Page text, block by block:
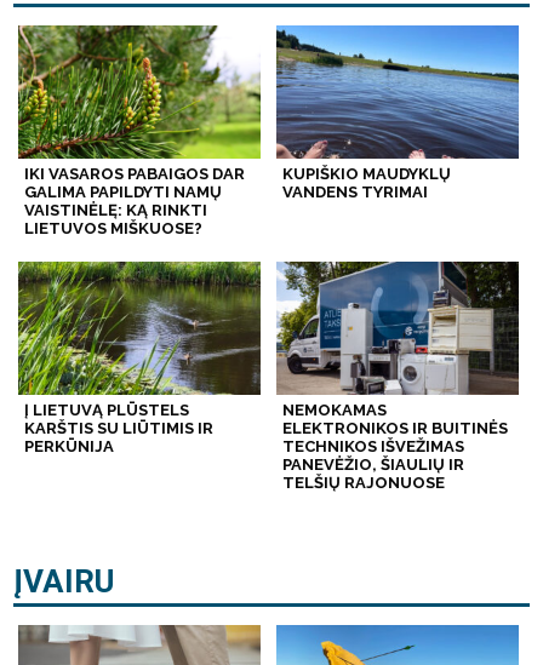
IKI VASAROS PABAIGOS DAR
GALIMA PAPILDYTI NAMŲ
VAISTINĖLĘ: KĄ RINKTI
LIETUVOS MIŠKUOSE?
KUPIŠKIO MAUDYKLŲ
VANDENS TYRIMAI
Į LIETUVĄ PLŪSTELS
KARŠTIS SU LIŪTIMIS IR
PERKŪNIJA
NEMOKAMAS
ELEKTRONIKOS IR BUITINĖS
TECHNIKOS IŠVEŽIMAS
PANEVĖŽIO, ŠIAULIŲ IR
TELŠIŲ RAJONUOSE
ĮVAIRU